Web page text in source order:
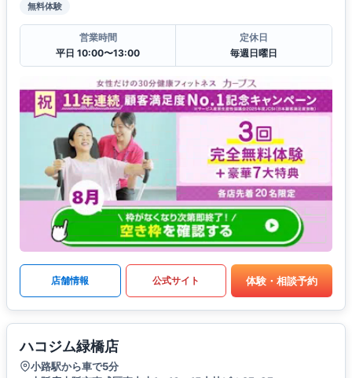
無料体験
営業時間
平日 10:00〜13:00
定休日
毎週日曜日
店舗情報 公式サイト 体験・相談予約
ハコジム緑橋店
小路駅から車で5分